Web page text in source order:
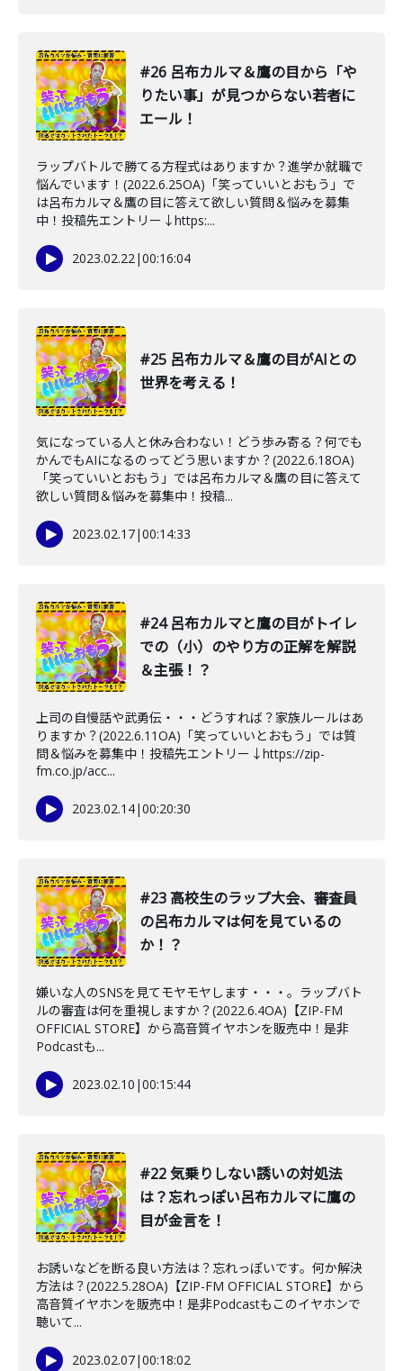
#26 呂布カルマ＆鷹の目から「や
りたい事」が見つからない若者に
エール！
ラップバトルで勝てる方程式はありますか？進学か就職で
悩んでいます！(2022.6.25OA)「笑っていいとおもう」で
は呂布カルマ＆鷹の目に答えて欲しい質問＆悩みを募集
中！投稿先エントリー↓https:...
2023.02.22|00:16:04
#25 呂布カルマ＆鷹の目がAIとの
世界を考える！
気になっている人と休み合わない！どう歩み寄る？何でも
かんでもAIになるのってどう思いますか？(2022.6.18OA)
「笑っていいとおもう」では呂布カルマ＆鷹の目に答えて
欲しい質問＆悩みを募集中！投稿...
2023.02.17|00:14:33
#24 呂布カルマと鷹の目がトイレ
での（小）のやり方の正解を解説
＆主張！？
上司の自慢話や武勇伝・・・どうすれば？家族ルールはあ
りますか？(2022.6.11OA)「笑っていいとおもう」では質
問＆悩みを募集中！投稿先エントリー↓https://zip-
fm.co.jp/acc...
2023.02.14|00:20:30
#23 高校生のラップ大会、審査員
の呂布カルマは何を見ているの
か！？
嫌いな人のSNSを見てモヤモヤします・・・。ラップバト
ルの審査は何を重視しますか？(2022.6.4OA)【ZIP-FM
OFFICIAL STORE】から高音質イヤホンを販売中！是非
Podcastも...
2023.02.10 |00:15:44
#22 気乗りしない誘いの対処法
は？忘れっぽい呂布カルマに鷹の
目が金言を！
お誘いなどを断る良い方法は？忘れっぽいです。何か解決
方法は？(2022.5.28OA)【ZIP-FM OFFICIAL STORE】から
高音質イヤホンを販売中！是非Podcastもこのイヤホンで
聴いて...
2023.02.07|00:18:02